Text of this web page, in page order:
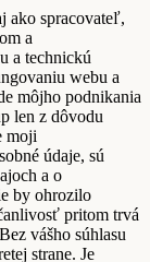
ako spracovateľ,
a
a technickú
webu a
môjho podnikania
len z dôvodu
moji
údaje, sú
a o
by ohrozilo
pritom trvá
vášho súhlasu
strane. Je